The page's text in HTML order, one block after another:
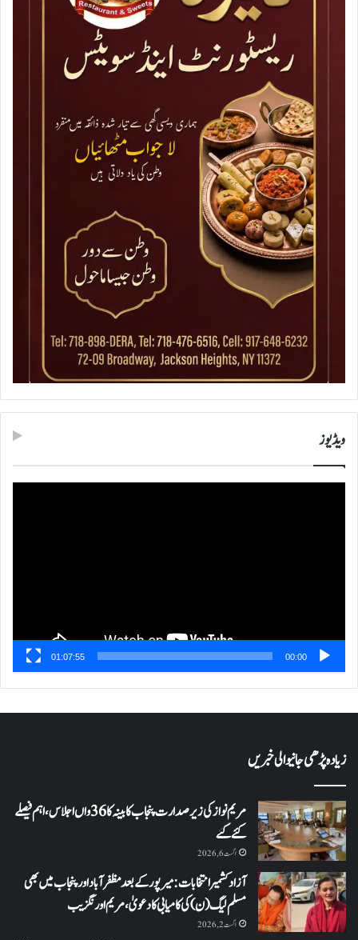
ویڈیوز
00:00
01:07:55
زیادہ پڑھی جانیوالی خبریں
مریم نواز کی زیر صدارت پنجاب کابینہ کا 36واں اجلاس،اہم فیصلے
کئے گئے
اگست 6, 2026
آزاد کشمیر انتخابات: میرپور کے بعد مظفرآباد اور پنجاب میں بھی
مسلم لیگ (ن) کی کامیابی کا دعویٰ، مریم اورنگزیب
اگست 2, 2026